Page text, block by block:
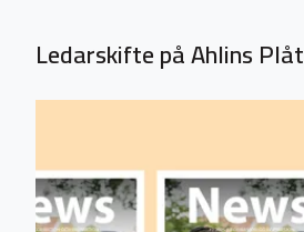
Ledarskifte på Ahlins Plåt